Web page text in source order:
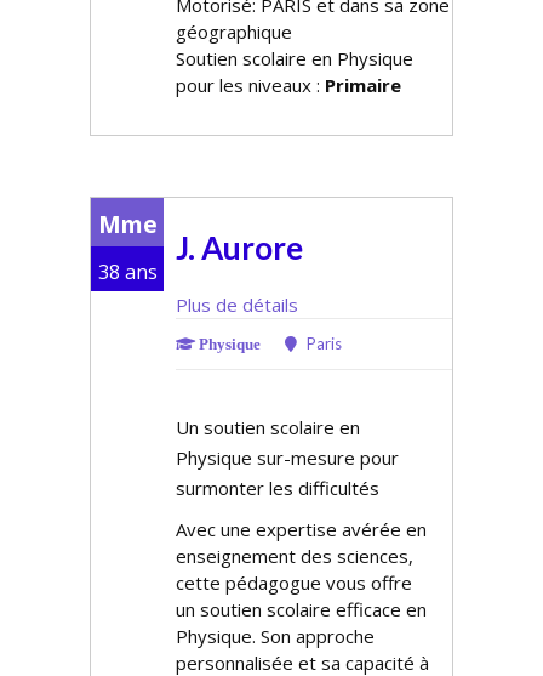
Motorisé: PARIS et dans sa zone
géographique
Soutien scolaire en Physique
pour les niveaux : Primaire
Mme
38 ans
J. Aurore
Plus de détails
Physique Paris
Un soutien scolaire en
Physique sur-mesure pour
surmonter les difficultés
Avec une expertise avérée en
enseignement des sciences,
cette pédagogue vous offre
un soutien scolaire efficace en
Physique. Son approche
personnalisée et sa capacité à